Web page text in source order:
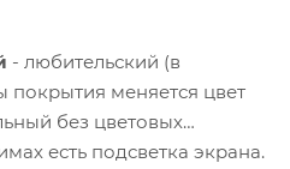
покрытия меняется цвет
без цветовых
есть подсветка экрана.